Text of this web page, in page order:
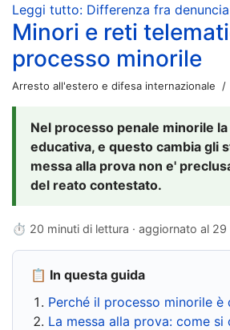
Leggi tutto: Differenza fra
Minori e reti
processo minorile
Arresto all'estero e difesa internazionale
Nel processo penale minorile
educativa, e questo cambia gli
messa alla prova non e'
del reato contestato.
⏱ 20 minuti di lettura · aggiornato al 29
📋 In questa guida
Perché il processo minorile è
La messa alla prova: come si